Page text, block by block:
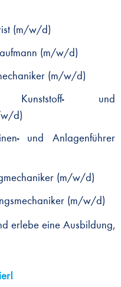
(m/w/d)
(m/w/d)
(m/w/d)
und
w/d)
und Anlagenführer
(m/w/d)
(m/w/d)
erlebe eine Ausbildung,